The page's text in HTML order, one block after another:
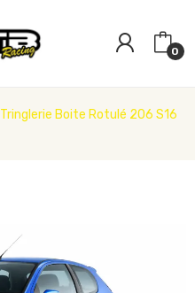
0
Tringlerie Boite Rotulé 206 S16